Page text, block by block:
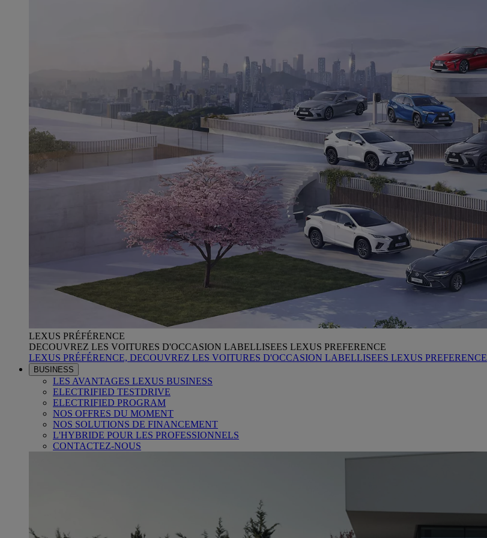
LEXUS PRÉFÉRENCE
DECOUVREZ LES VOITURES D'OCCASION LABELLISEES LEXUS PREFERENCE
LEXUS PRÉFÉRENCE, DECOUVREZ LES VOITURES D'OCCASION LABELLISEES LEXUS PREFERENCE
BUSINESS
LES AVANTAGES LEXUS BUSINESS
ELECTRIFIED TESTDRIVE
ELECTRIFIED PROGRAM
NOS OFFRES DU MOMENT
NOS SOLUTIONS DE FINANCEMENT
L'HYBRIDE POUR LES PROFESSIONNELS
CONTACTEZ-NOUS